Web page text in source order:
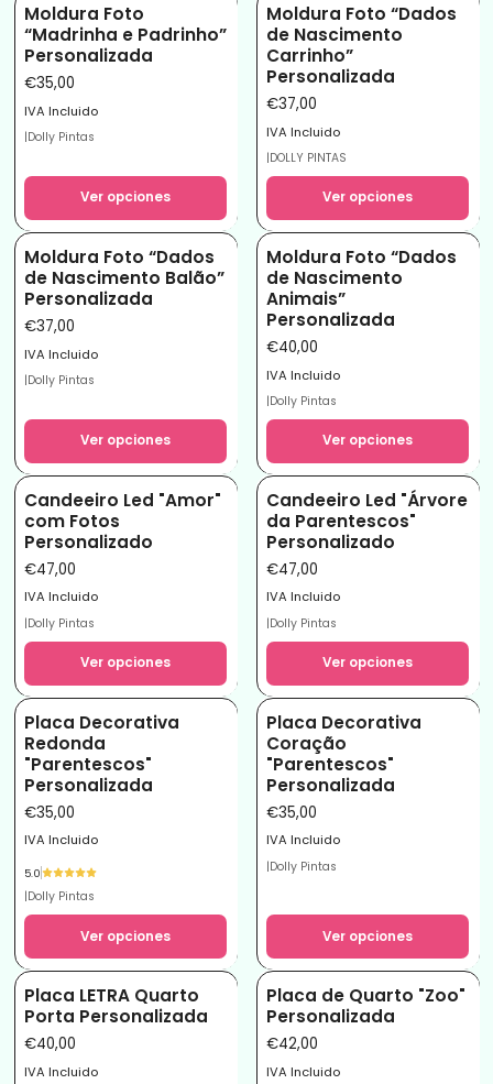
Moldura Foto
“Madrinha e Padrinho”
Personalizada
€35,00
IVA Incluido
|Dolly Pintas
Ver opciones
Moldura Foto “Dados
de Nascimento
Carrinho”
Personalizada
€37,00
IVA Incluido
|DOLLY PINTAS
Ver opciones
Moldura Foto “Dados
de Nascimento Balão”
Personalizada
€37,00
IVA Incluido
|Dolly Pintas
Ver opciones
Moldura Foto “Dados
de Nascimento
Animais”
Personalizada
€40,00
IVA Incluido
|Dolly Pintas
Ver opciones
Candeeiro Led "Amor"
com Fotos
Personalizado
€47,00
IVA Incluido
|Dolly Pintas
Ver opciones
Candeeiro Led "Árvore
da Parentescos"
Personalizado
€47,00
IVA Incluido
|Dolly Pintas
Ver opciones
Placa Decorativa
Redonda
"Parentescos"
Personalizada
€35,00
IVA Incluido
5.0
|Dolly Pintas
Ver opciones
Placa Decorativa
Coração
"Parentescos"
Personalizada
€35,00
IVA Incluido
|Dolly Pintas
Ver opciones
Placa LETRA Quarto
Porta Personalizada
€40,00
IVA Incluido
Placa de Quarto "Zoo"
Personalizada
€42,00
IVA Incluido